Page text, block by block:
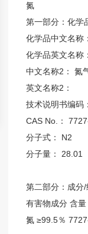
氮
第一部分：化学
化学品中文名称
化学品英文名称
中文名称2： 氮
英文名称2：
技术说明书编码
CAS No.：
分子式： N2
分子量： 28.01
第二部分：成分/
有害物成分 含量
氮 ≥99.5％